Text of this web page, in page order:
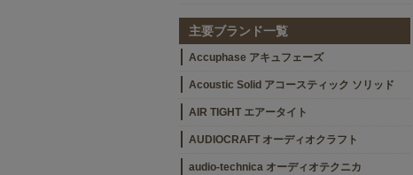
主要ブランド一覧
Accuphase アキュフェーズ
Acoustic Solid アコースティック ソリッド
AIR TIGHT エアータイト
AUDIOCRAFT オーディオクラフト
audio-technica オーディオテクニカ